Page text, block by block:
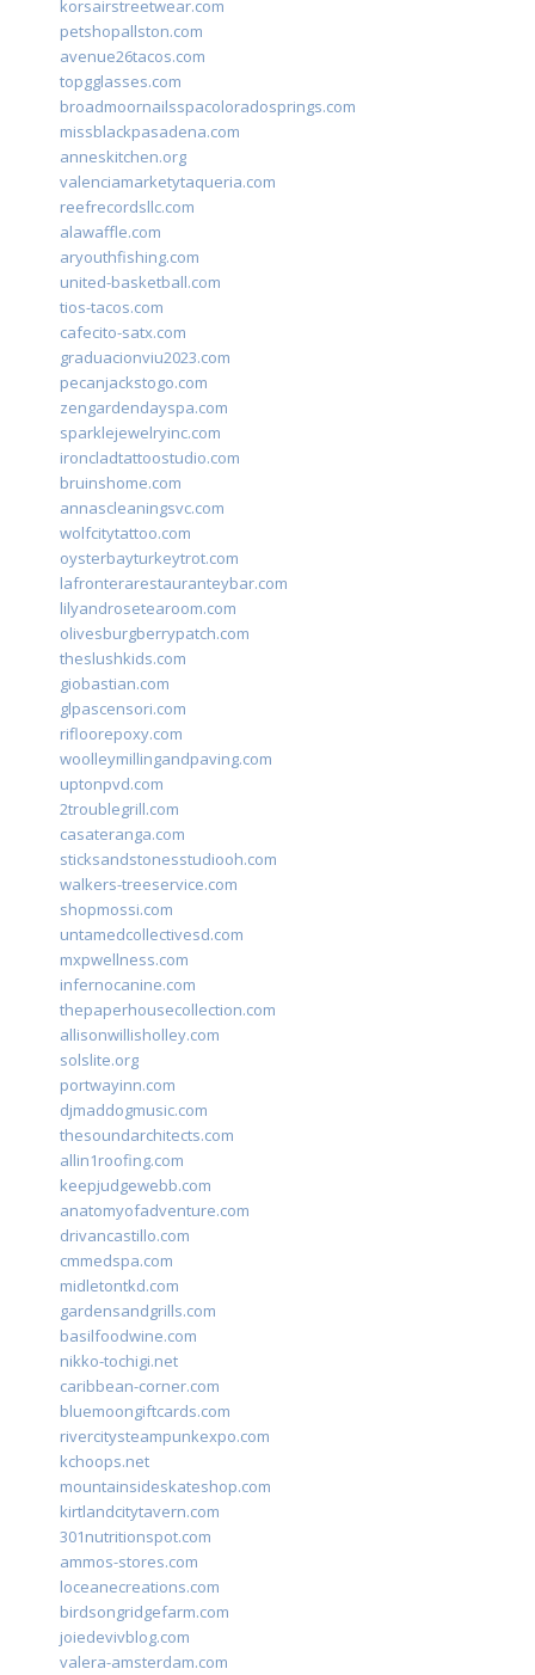
korsairstreetwear.com
petshopallston.com
avenue26tacos.com
topgglasses.com
broadmoornailsspacoloradosprings.com
missblackpasadena.com
anneskitchen.org
valenciamarketytaqueria.com
reefrecordsllc.com
alawaffle.com
aryouthfishing.com
united-basketball.com
tios-tacos.com
cafecito-satx.com
graduacionviu2023.com
pecanjackstogo.com
zengardendayspa.com
sparklejewelryinc.com
ironcladtattoostudio.com
bruinshome.com
annascleaningsvc.com
wolfcitytattoo.com
oysterbayturkeytrot.com
lafronterarestauranteybar.com
lilyandrosetearoom.com
olivesburgberrypatch.com
theslushkids.com
giobastian.com
glpascensori.com
rifloorepoxy.com
woolleymillingandpaving.com
uptonpvd.com
2troublegrill.com
casateranga.com
sticksandstonesstudiooh.com
walkers-treeservice.com
shopmossi.com
untamedcollectivesd.com
mxpwellness.com
infernocanine.com
thepaperhousecollection.com
allisonwillisholley.com
solslite.org
portwayinn.com
djmaddogmusic.com
thesoundarchitects.com
allin1roofing.com
keepjudgewebb.com
anatomyofadventure.com
drivancastillo.com
cmmedspa.com
midletontkd.com
gardensandgrills.com
basilfoodwine.com
nikko-tochigi.net
caribbean-corner.com
bluemoongiftcards.com
rivercitysteampunkexpo.com
kchoops.net
mountainsideskateshop.com
kirtlandcitytavern.com
301nutritionspot.com
ammos-stores.com
loceanecreations.com
birdsongridgefarm.com
joiedevivblog.com
valera-amsterdam.com